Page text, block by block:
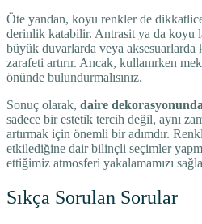
Öte yandan, koyu renkler de
derinlik katabilir. Antrasit ya da koyu
büyük duvarlarda veya aksesuarlarda
zarafeti artırır. Ancak, kullanırken
önünde bulundurmalısınız.
Sonuç olarak, daire
sadece bir estetik tercih değil, aynı
artırmak için önemli bir adımdır.
etkilediğine dair bilinçli seçimler
ettiğimiz atmosferi yakalamamızı
Sıkça Sorulan Sorular